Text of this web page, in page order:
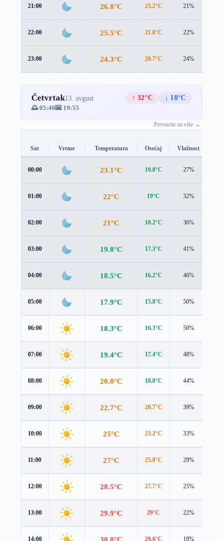
21:00 26.8°C 23.2°C 21%
22:00 25.5°C 21.8°C 22%
23:00 24.3°C 20.7°C 24%
Četvrtak13. avgust ↑ 32°C
↓ 18°C
🌅 05:40🌇 19:55
Prevucite za više →
Sat Vreme Temperatura Osećaj Vlažnost
00:00 23.1°C 19.8°C 27%
01:00 22°C 19°C 32%
02:00 21°C 18.2°C 36%
03:00 19.8°C 17.3°C 41%
04:00 18.5°C 16.2°C 46%
05:00 17.9°C 15.8°C 50%
06:00 18.3°C 16.3°C 50%
07:00 19.4°C 17.4°C 48%
08:00 20.8°C 18.8°C 44%
09:00 22.7°C 20.7°C 39%
10:00 25°C 23.2°C 33%
11:00 27°C 25.8°C 29%
12:00 28.5°C 27.7°C 25%
13:00 29.9°C 29°C 22%
14:00 30.8°C 29.6°C 19%